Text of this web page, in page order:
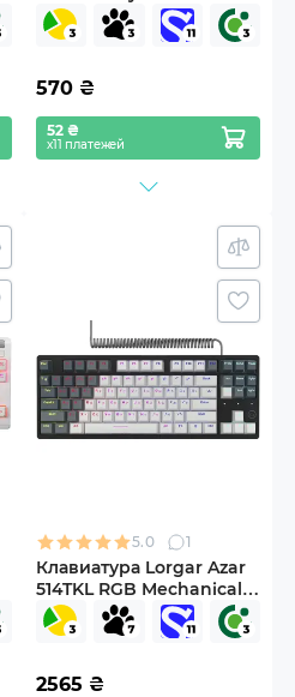
Black (CNE-HSETW01)
570 ₴
52 ₴
х11 платежей
5.0 1
Клавиатура Lorgar Azar
514TKL RGB Mechanical
USB UA White/Grey (LRG-
GK514TKL-WH-UA)
2565 ₴